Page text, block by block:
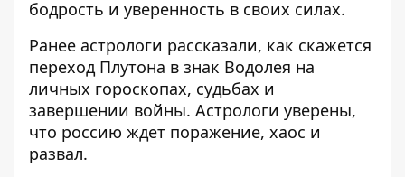
бодрость и уверенность в своих силах.
Ранее астрологи рассказали, как скажется
переход Плутона в знак Водолея на
личных гороскопах, судьбах и
завершении войны. Астрологи уверены,
что россию ждет поражение, хаос и
развал.